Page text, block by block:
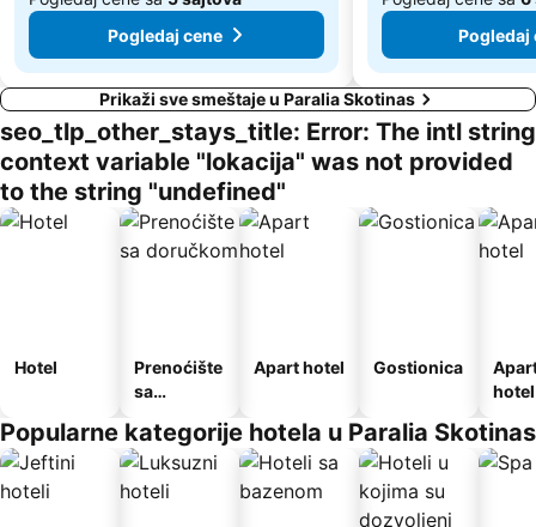
Pogledaj cene
Pogledaj
Prikaži sve smeštaje u Paralia Skotinas
seo_tlp_other_stays_title: Error: The intl string
context variable "lokacija" was not provided
to the string "undefined"
Hotel
Prenoćište
sa
Apart hotel Gostionica
hotel
Popularne kategorije hotela u Paralia Skotinas